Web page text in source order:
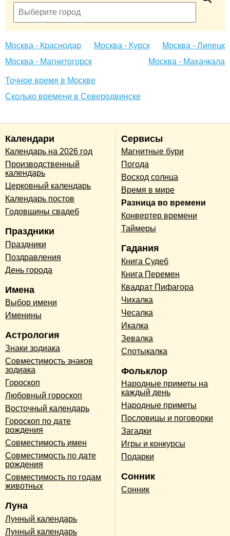
Москва - Краснодар Москва - Курск
Москва - Липецк
Москва - Магнитогорск
Москва - Махачкала
Точное время в Москве
Сколько времени в Северодвинске
Календари
Календарь на 2026 год
Производственный
календарь
Церковный календарь
Календарь постов
Годовщины свадеб
Праздники
Праздники
Поздравления
День города
Имена
Выбор имени
Именины
Астрология
Знаки зодиака
Совместимость знаков
зодиака
Гороскоп
Любовный гороскоп
Восточный календарь
Гороскоп по дате
рождения
Совместимость имен
Совместимость по дате
рождения
Совместимость по годам
животных
Луна
Лунный календарь
Лунный календарь
Сервисы
Магнитные бури
Погода
Восход солнца
Время в мире
Разница во времени
Конвертер времени
Таймеры
Гадания
Книга Судеб
Книга Перемен
Квадрат Пифагора
Чихалка
Чесалка
Икалка
Зевалка
Спотыкалка
Фольклор
Народные приметы на
каждый день
Народные приметы
Пословицы и поговорки
Загадки
Игры и конкурсы
Подарки
Сонник
Сонник